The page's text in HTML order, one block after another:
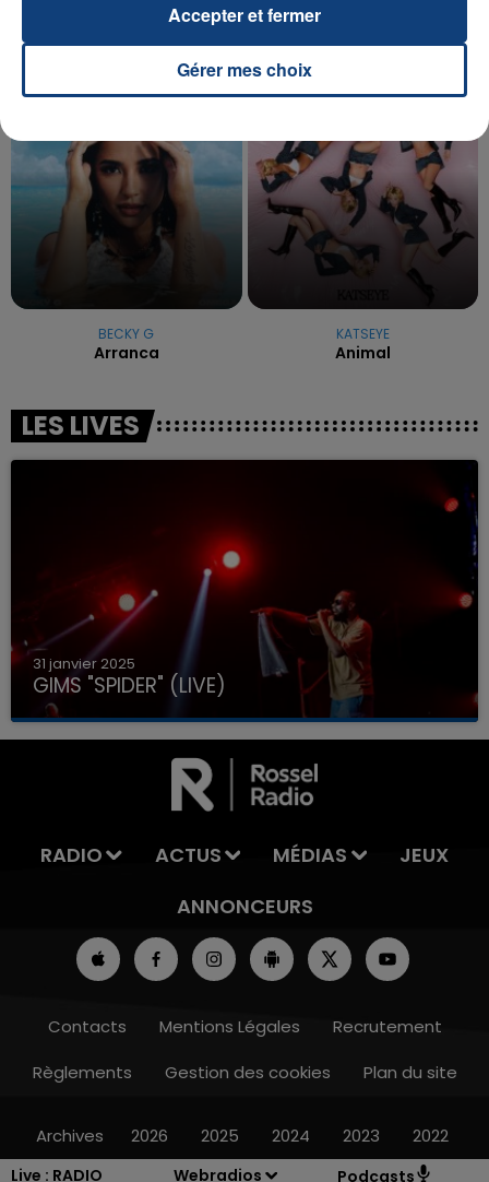
Live : RADIO Webradios Podcasts
TITRES DIFFUSÉS
BECKY G
Arranca
KATSEYE
Animal
LES LIVES
31 janvier 2025
GIMS "SPIDER" (LIVE)
RADIO ACTUS MÉDIAS
JEUX
ANNONCEURS
Contacts Mentions Légales
Recrutement
Règlements
Gestion des cookies Plan du site
Archives 2026 2025 2024 2023 2022
Gérer mes choix
Accepter et fermer